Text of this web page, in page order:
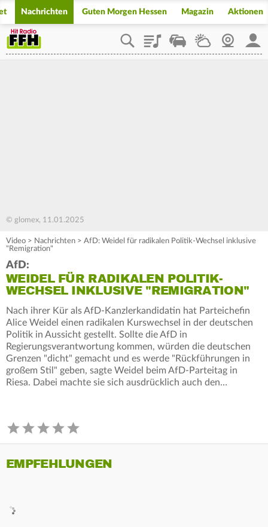
Nachrichten Guten Morgen Hessen Magazin Aktionen
PlaylistStaupilotWetterWebcam
© glomex, 11.01.2025
Video > Nachrichten > AfD: Weidel für radikalen Politik-Wechsel inklusive
"Remigration"
AfD:
WEIDEL FÜR RADIKALEN POLITIK-
WECHSEL INKLUSIVE "REMIGRATION"
Nach ihrer Kür als AfD-Kanzlerkandidatin hat Parteichefin
Alice Weidel einen radikalen Kurswechsel in der deutschen
Politik in Aussicht gestellt. Sollte die AfD in
Regierungsverantwortung kommen, würden die deutschen
Grenzen "dicht" gemacht und es werde "Rückführungen in
großem Stil" geben, sagte Weidel beim AfD-Parteitag in
Riesa. Dabei machte sie sich ausdrücklich auch den…
EMPFEHLUNGEN